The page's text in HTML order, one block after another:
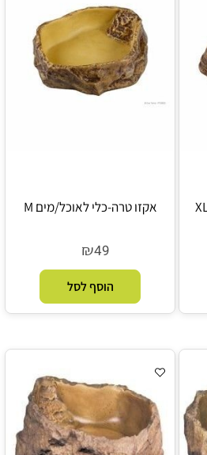
אקזו טרה-כלי לאוכל/מים M
₪49
הוסף לסל